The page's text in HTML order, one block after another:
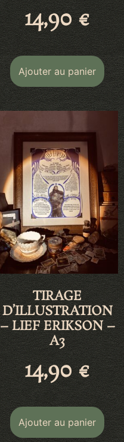
14,90€
Ajouter au panier
TIRAGE
D’ILLUSTRATION
– LIEF ERIKSON –
A3
14,90€
Ajouter au panier